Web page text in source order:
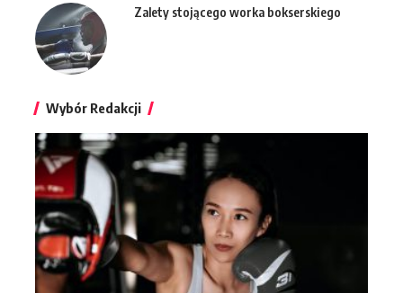
Zalety stojącego worka bokserskiego
Wybór Redakcji